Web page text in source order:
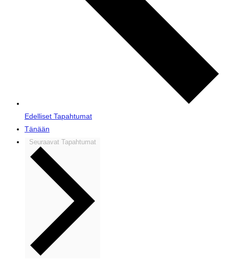
Edelliset Tapahtumat
Tänään
Seuraavat Tapahtumat